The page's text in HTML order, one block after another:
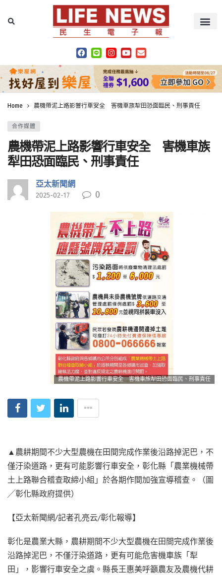
Home 農機帶泥上路影響行車安全 害機車族犁田恐面臨民、刑事責任
合作媒體
農機帶泥上路影響行車安全 害機車族
犁田恐面臨民、刑事責任
亞太新聞網
2025-02-17 0
農機帶泥上路影響行車安全 害機車族犁田恐面臨民、刑事責任
▲農耕期間不少大型農機在田間完成作業後沿路掉泥巴，不
僅汙染道路，更有可能影響行車安全，彰化縣「農業機械帶
土上路聯合稽查取締小組」於各期作間加強宣導稽查。（圖
╱彰化縣政府提供）
【亞太新聞網/記者孔亮云/彰化報導】
彰化是農業大縣，農耕期間不少大型農機在田間完成作業後
沿路掉泥巴，不僅汙染道路，更有可能危害機車族「犁
田」，影響行車安全之虞。縣長王惠美呼籲農友及農機代耕